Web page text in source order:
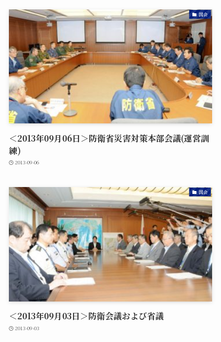
国会
＜2013年09月06日＞防衛省災害対策本部会議(運営訓
練)
2013-09-06
国会
＜2013年09月03日＞防衛会議および省議
2013-09-03